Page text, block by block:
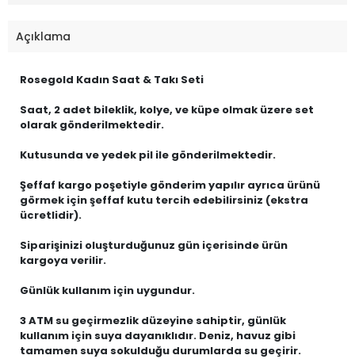
Açıklama
Rosegold Kadın Saat & Takı Seti
Saat, 2 adet bileklik, kolye, ve küpe olmak üzere set
olarak gönderilmektedir.
Kutusunda ve yedek pil ile gönderilmektedir.
Şeffaf kargo poşetiyle gönderim yapılır ayrıca ürünü
görmek için şeffaf kutu tercih edebilirsiniz (ekstra
ücretlidir).
Siparişinizi oluşturduğunuz gün içerisinde ürün
kargoya verilir.
Günlük kullanım için uygundur.
3 ATM su geçirmezlik düzeyine sahiptir, günlük
kullanım için suya dayanıklıdır. Deniz, havuz gibi
tamamen suya sokulduğu durumlarda su geçirir.